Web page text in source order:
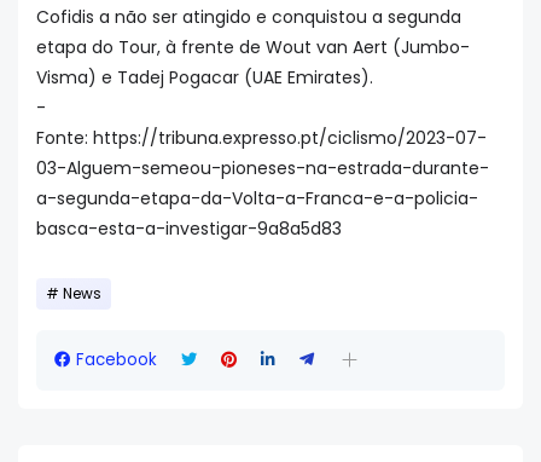
Cofidis a não ser atingido e conquistou a segunda
etapa do Tour, à frente de Wout van Aert (Jumbo-
Visma) e Tadej Pogacar (UAE Emirates).
-
Fonte: https://tribuna.expresso.pt/ciclismo/2023-07-
03-Alguem-semeou-pioneses-na-estrada-durante-
a-segunda-etapa-da-Volta-a-Franca-e-a-policia-
basca-esta-a-investigar-9a8a5d83
News
Facebook